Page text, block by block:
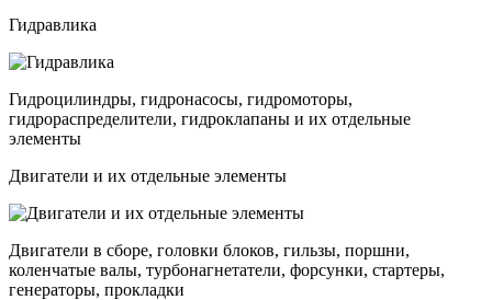
Гидравлика
Гидроцилиндры, гидронасосы, гидромоторы,
гидрораспределители, гидроклапаны и их отдельные
элементы
Двигатели и их отдельные элементы
Двигатели в сборе, головки блоков, гильзы, поршни,
коленчатые валы, турбонагнетатели, форсунки, стартеры,
генераторы, прокладки